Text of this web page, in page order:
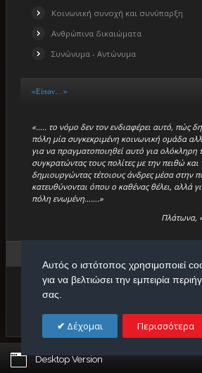
Κοινωνική συνοχή και συνύπαρξη
Ανθρώπινα δικαιώματα
Συνώνυμα - Αντώνυμα
«Είπαν…..»
«….. το νόμο δεν τον ενδιαφέρει αυτό, πώς
πόλη μία συγκεκριμένη κοινωνική ομάδα
για να πραγματοποιηθεί αυτό για ολόκληρη
συγκρατώντας τους πολίτες με την πειθώ
δημιουργώντας τέτοιους άνδρες μέσα στην
κατευθύνονται όπου ο καθένας θέλει, αλλά
πόλη ενωμένη…….»
Πλάτωνα,
Copyright © 2026. Πρότυπο Κέντρο
Desktop Version
Αυτός ο ιστότοπος χρησιμοποιεί
για να βελτιώσει την εμπειρία
σας.
Δέχομαι Περισσότερα